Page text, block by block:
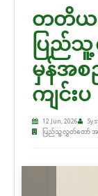
တတိယ
ပြည်
မှန်အစ
ကျင်းပ
12 Jun, 2026
ပြည်သူ့လွှတ်တော် အ